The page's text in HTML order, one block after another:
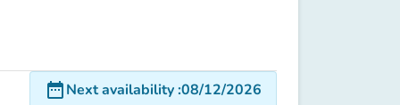
date_rangeNext availability:08/12/2026